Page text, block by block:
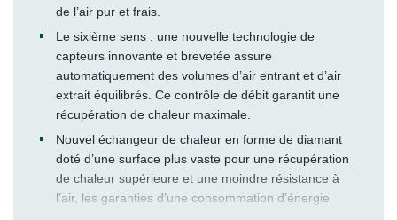
de l’air pur et frais.
Le sixième sens : une nouvelle technologie de
capteurs innovante et brevetée assure
automatiquement des volumes d’air entrant et d’air
extrait équilibrés. Ce contrôle de débit garantit une
récupération de chaleur maximale.
Nouvel échangeur de chaleur en forme de diamant
doté d’une surface plus vaste pour une récupération
de chaleur supérieure et une moindre résistance à
l’air, les garanties d’une consommation d’énergie